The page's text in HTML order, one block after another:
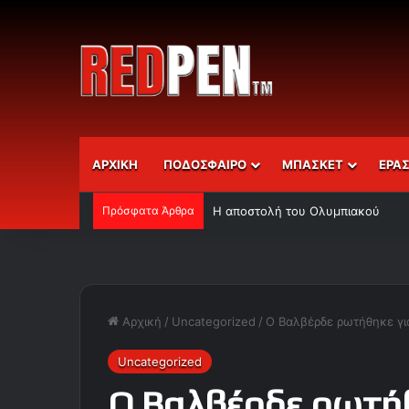
ΑΡΧΙΚΗ ΠΟΔΟΣΦΑΙΡΟ ΜΠΑΣΚΕΤ
Πρόσφατα Άρθρα Η αποστολή του Ολυμπιακού
Αρχική / Uncategorized / Ο Βαλβέρδε ρωτήθηκε
Uncategorized